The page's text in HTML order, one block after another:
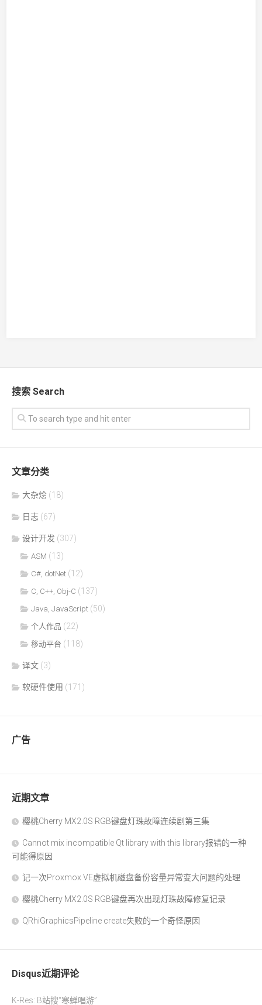
搜索 Search
文章分类
大杂烩 (18)
日志 (67)
设计开发 (307)
ASM (13)
C#, dotNet (12)
C, C++, Obj-C (137)
Java, JavaScript (50)
个人作品 (22)
移动平台 (118)
译文 (3)
软硬件使用 (171)
广告
近期文章
樱桃Cherry MX2.0S RGB键盘灯珠故障连续剧第三集
Cannot mix incompatible Qt library with this library报错的一种
可能得原因
记一次Proxmox VE虚拟机磁盘备份容量异常变大问题的处理
樱桃Cherry MX2.0S RGB键盘再次出现灯珠故障修复记录
QRhiGraphicsPipeline create失败的一个奇怪原因
Disqus近期评论
K-Res: B站搜“寒蝉唱游”